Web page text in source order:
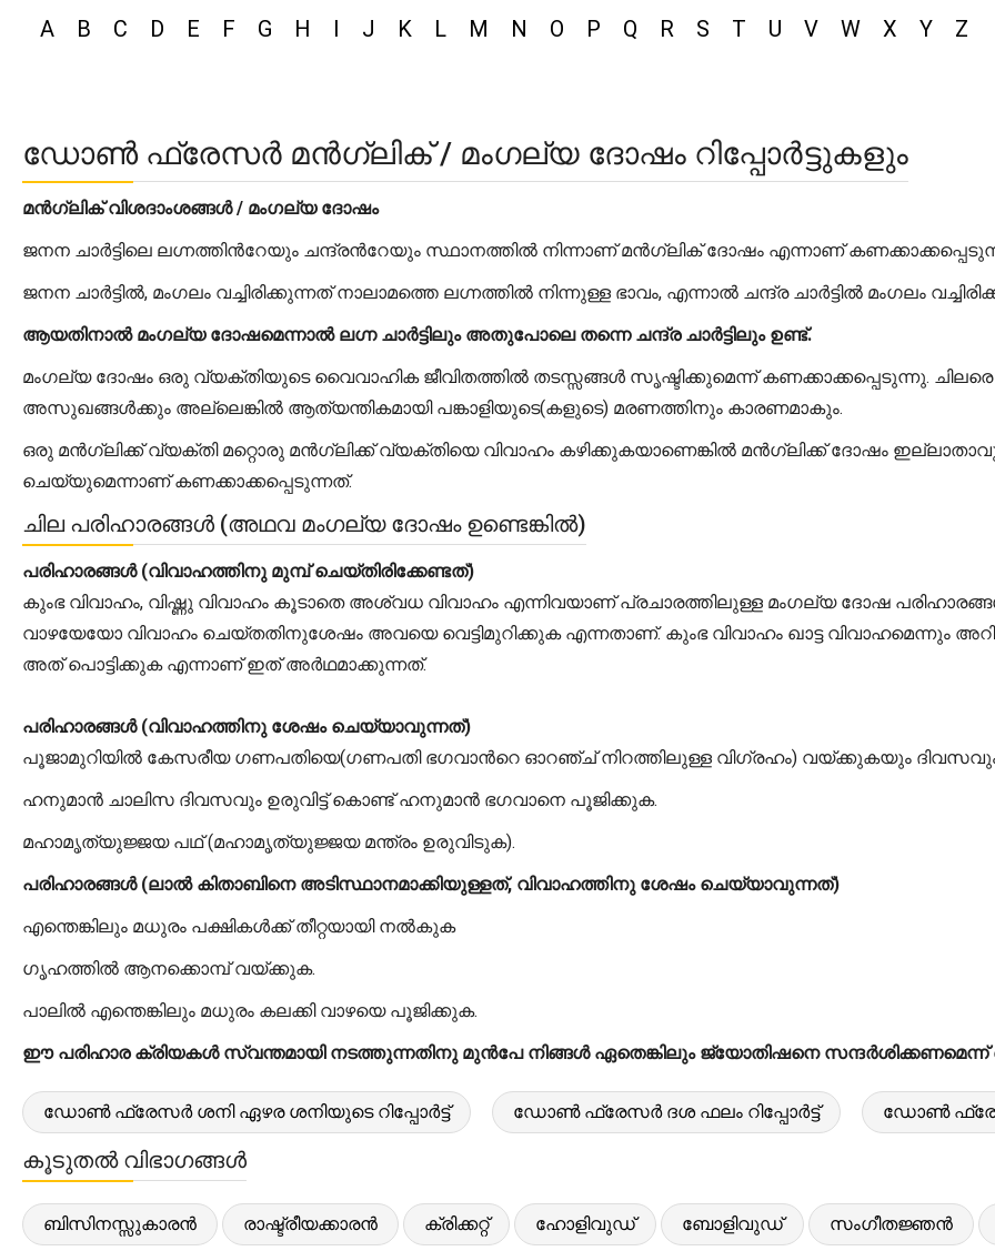
A B C D E F G H I J K L M N O P Q R S T U V W X Y Z
ഡോൺ ഫ്രേസർ മൻഗ്ലിക് / മംഗല്യ ദോഷം റിപ്പോർട്ടുകളും
മൻഗ്ലിക് വിശദാംശങ്ങൾ / മംഗല്യ ദോഷം
ജനന ചാർട്ടിലെ ലഗ്നത്തിന്‍റേയും ചന്ദ്രന്‍റേയും സ്ഥാനത്തിൽ നിന്നാണ് മൻഗ്ലിക് ദോഷം എന്നാണ്
ജനന ചാർട്ടിൽ, മംഗലം വച്ചിരിക്കുന്നത് നാലാമത്തെ ലഗ്നത്തിൽ നിന്നുള്ള ഭാവം, എന്നാൽ ചന്ദ്ര ചാർട്ടിൽ മംഗലം
ആയതിനാൽ മംഗല്യ ദോഷമെന്നാൽ ലഗ്ന ചാർട്ടിലും അതുപോലെ തന്നെ ചന്ദ്ര ചാർട്ടിലും ഉണ്ട്.
മംഗല്യ ദോഷം ഒരു വ്യക്തിയുടെ വൈവാഹിക ജീവിതത്തിൽ തടസ്സങ്ങൾ സൃഷ്ടിക്കുമെന്ന് കണക്കാക്കപ്പെടുന്നു.
അസുഖങ്ങൾക്കും അല്ലെങ്കിൽ ആത്യന്തികമായി പങ്കാളിയുടെ(കളുടെ) മരണത്തിനും കാരണമാകും.
ഒരു മൻഗ്ലിക്ക് വ്യക്തി മറ്റൊരു മൻഗ്ലിക്ക് വ്യക്തിയെ വിവാഹം കഴിക്കുകയാണെങ്കിൽ മൻഗ്ലിക്ക് ദോഷം
ചെയ്യുമെന്നാണ് കണക്കാക്കപ്പെടുന്നത്.
ചില പരിഹാരങ്ങൾ (അഥവ മംഗല്യ ദോഷം ഉണ്ടെങ്കിൽ)
പരിഹാരങ്ങൾ (വിവാഹത്തിനു മുമ്പ് ചെയ്തിരിക്കേണ്ടത്)
കുംഭ വിവാഹം, വിഷ്ണു വിവാഹം കൂടാതെ അശ്വധ വിവാഹം എന്നിവയാണ് പ്രചാരത്തിലുള്ള മംഗല്യ ദോഷ
വാഴയേയോ വിവാഹം ചെയ്തതിനുശേഷം അവയെ വെട്ടിമുറിക്കുക എന്നതാണ്. കുംഭ വിവാഹം ഖാട്ട വിവാഹമെന്നും
അത് പൊട്ടിക്കുക എന്നാണ് ഇത് അർഥമാക്കുന്നത്.
പരിഹാരങ്ങൾ (വിവാഹത്തിനു ശേഷം ചെയ്യാവുന്നത്)
പൂജാമുറിയിൽ കേസരീയ ഗണപതിയെ(ഗണപതി ഭഗവാന്‍റെ ഓറഞ്ച് നിറത്തിലുള്ള വിഗ്രഹം) വയ്ക്കുകയും
ഹനുമാൻ ചാലിസ ദിവസവും ഉരുവിട്ട് കൊണ്ട് ഹനുമാൻ ഭഗവാനെ പൂജിക്കുക.
മഹാമൃത്യുജ്ജയ പഥ് (മഹാമൃത്യുജ്ജയ മന്ത്രം ഉരുവിടുക).
പരിഹാരങ്ങൾ (ലാൽ കിതാബിനെ അടിസ്ഥാനമാക്കിയുള്ളത്, വിവാഹത്തിനു ശേഷം ചെയ്യാവുന്നത്)
എന്തെങ്കിലും മധുരം പക്ഷികൾക്ക് തീറ്റയായി നൽകുക
ഗൃഹത്തിൽ ആനക്കൊമ്പ് വയ്ക്കുക.
പാലിൽ എന്തെങ്കിലും മധുരം കലക്കി വാഴയെ പൂജിക്കുക.
ഈ പരിഹാര ക്രിയകൾ സ്വന്തമായി നടത്തുന്നതിനു മുൻപേ നിങ്ങൾ ഏതെങ്കിലും ജ്യോതിഷനെ സന്ദർശിക്കണമെന്ന്
ഡോൺ ഫ്രേസർ ശനി ഏഴര ശനിയുടെ റിപ്പോർട്ട് ഡോൺ ഫ്രേസർ ദശ ഫലം റിപ്പോർട്ട് ഡോൺ
കൂടുതൽ വിഭാഗങ്ങൾ
ബിസിനസ്സുകാരൻ രാഷ്ട്രീയക്കാരൻ ക്രിക്കറ്റ് ഹോളിവുഡ് ബോളിവുഡ് സംഗീതജ്ഞൻ